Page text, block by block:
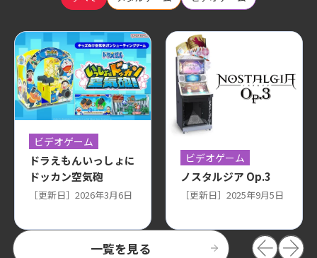
一覧を見る
ビデオゲーム
ドラえもんいっしょに
ドッカン空気砲
［更新日］2026年3月6日
ビデオゲーム
ノスタルジア Op.3
［更新日］2025年9月5日